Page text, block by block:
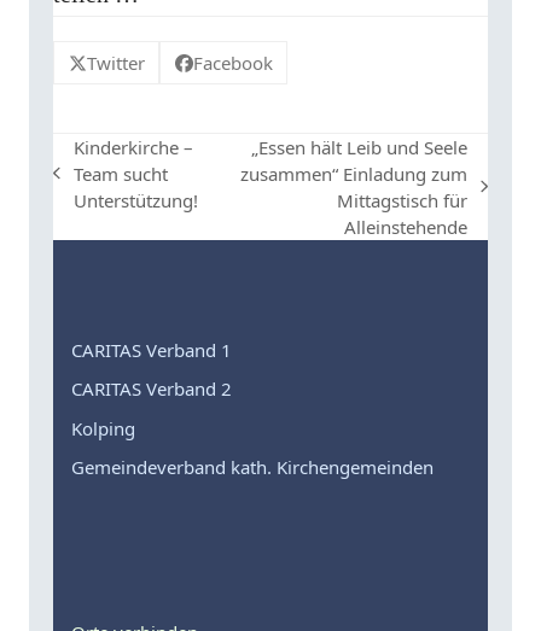
Twitter Facebook
vorheriger
Beitrag:
Kinderkirche –
Team sucht
Unterstützung!
„Essen hält Leib und Seele
zusammen“ Einladung zum
Mittagstisch für
Alleinstehende
CARITAS Verband 1
CARITAS Verband 2
Kolping
Gemeindeverband kath. Kirchengemeinden